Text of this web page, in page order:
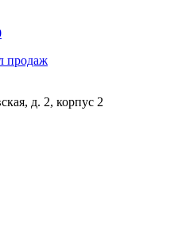
продаж
д. 2, корпус 2